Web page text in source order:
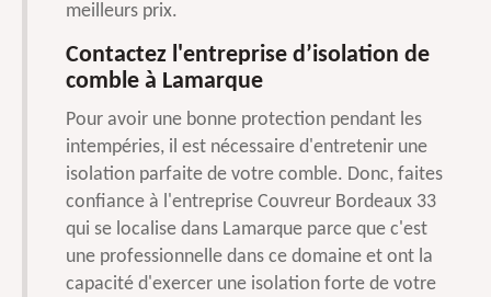
meilleurs prix.
Contactez l'entreprise d’isolation de
comble à Lamarque
Pour avoir une bonne protection pendant les
intempéries, il est nécessaire d'entretenir une
isolation parfaite de votre comble. Donc, faites
confiance à l'entreprise Couvreur Bordeaux 33
qui se localise dans Lamarque parce que c'est
une professionnelle dans ce domaine et ont la
capacité d'exercer une isolation forte de votre